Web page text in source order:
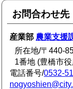
お問合わせ先
産業部 農業支援
所在地/〒440-
1番地 (豊橋市
電話番号/0532-